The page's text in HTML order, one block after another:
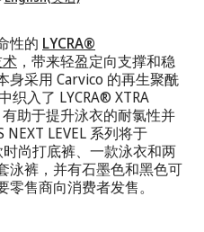
性的 LYCRA®
，带来轻盈定向支撑和稳
身采用 Carvico 的再生聚酰
织入了 LYCRA® XTRA
助于提升泳衣的耐氯性并
LEVEL 系列将于
尚打底裤、一款泳衣和两
泳裤，并有石墨色和黑色可
售商向消费者发售。